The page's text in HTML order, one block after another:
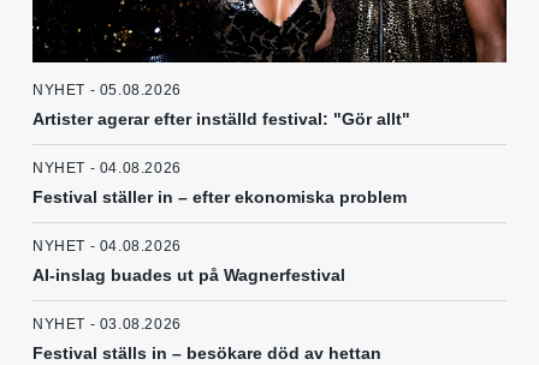
NYHET - 05.08.2026
Artister agerar efter inställd festival: "Gör allt"
NYHET - 04.08.2026
Festival ställer in – efter ekonomiska problem
NYHET - 04.08.2026
AI-inslag buades ut på Wagnerfestival
NYHET - 03.08.2026
Festival ställs in – besökare död av hettan